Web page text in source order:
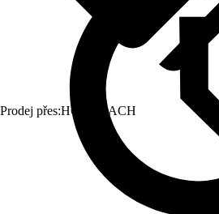
Prodej přes:HORNBACH